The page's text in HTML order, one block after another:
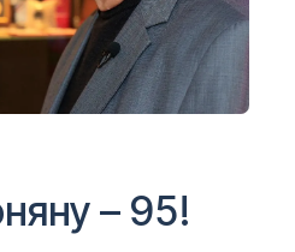
– 95!